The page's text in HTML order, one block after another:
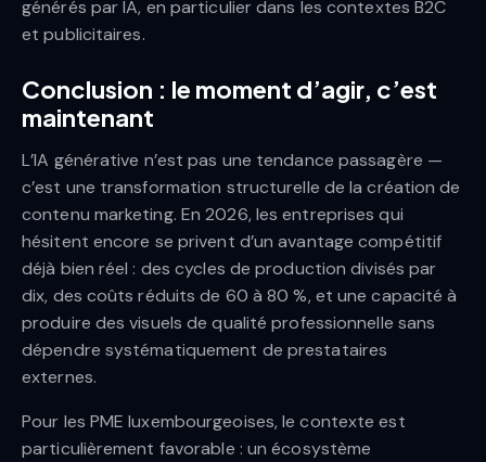
générés par IA, en particulier dans les contextes B2C
et publicitaires.
Conclusion : le moment d’agir, c’est
maintenant
L’IA générative n’est pas une tendance passagère —
c’est une transformation structurelle de la création de
contenu marketing. En 2026, les entreprises qui
hésitent encore se privent d’un avantage compétitif
déjà bien réel : des cycles de production divisés par
dix, des coûts réduits de 60 à 80 %, et une capacité à
produire des visuels de qualité professionnelle sans
dépendre systématiquement de prestataires
externes.
Pour les PME luxembourgeoises, le contexte est
particulièrement favorable : un écosystème